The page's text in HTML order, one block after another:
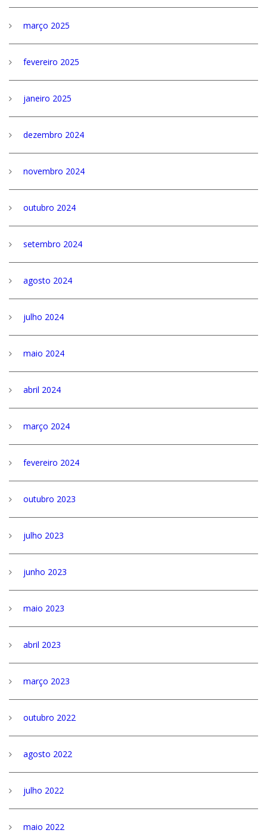
março 2025
fevereiro 2025
janeiro 2025
dezembro 2024
novembro 2024
outubro 2024
setembro 2024
agosto 2024
julho 2024
maio 2024
abril 2024
março 2024
fevereiro 2024
outubro 2023
julho 2023
junho 2023
maio 2023
abril 2023
março 2023
outubro 2022
agosto 2022
julho 2022
maio 2022